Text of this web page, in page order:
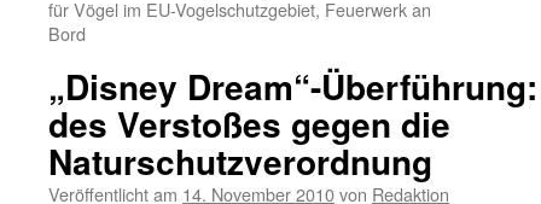
für Vögel im EU-Vogelschutzgebiet, Feuerwerk an
Bord
„Disney Dream“-
des Verstoßes gegen die
Naturschutzverordnung
Veröffentlicht am 14. November 2010von Redaktion